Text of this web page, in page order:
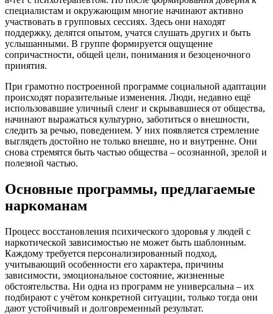
специалистам и окружающим многие начинают активно
участвовать в групповых сессиях. Здесь они находят
поддержку, делятся опытом, учатся слушать других и быть
услышанными. В группе формируется ощущение
сопричастности, общей цели, понимания и безоценочного
принятия.
При грамотно построенной программе социальной адаптации
происходят поразительные изменения. Люди, недавно ещё
использовавшие уличный сленг и скрывавшиеся от общества,
начинают выражаться культурно, заботиться о внешности,
следить за речью, поведением. У них появляется стремление
выглядеть достойно не только внешне, но и внутренне. Они
снова стремятся быть частью общества – осознанной, зрелой и
полезной частью.
Основные программы, предлагаемые
наркоманам
Процесс восстановления психического здоровья у людей с
наркотической зависимостью не может быть шаблонным.
Каждому требуется персонализированный подход,
учитывающий особенности его характера, причины
зависимости, эмоциональное состояние, жизненные
обстоятельства. Ни одна из программ не универсальна – их
подбирают с учётом конкретной ситуации, только тогда они
дают устойчивый и долговременный результат.